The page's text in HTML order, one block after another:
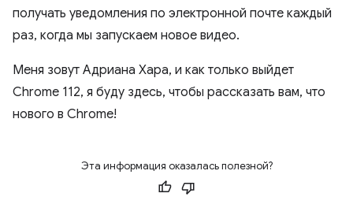
получать уведомления по электронной почте каждый
раз, когда мы запускаем новое видео.
Меня зовут Адриана Хара, и как только выйдет
Chrome 112, я буду здесь, чтобы рассказать вам, что
нового в Chrome!
Эта информация оказалась полезной?